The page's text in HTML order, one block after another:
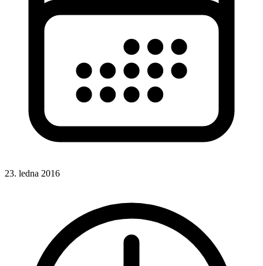
23. ledna 2016